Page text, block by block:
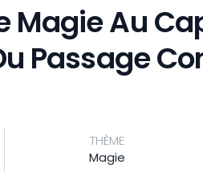
Magie Au
Passage
THÈME
Magie